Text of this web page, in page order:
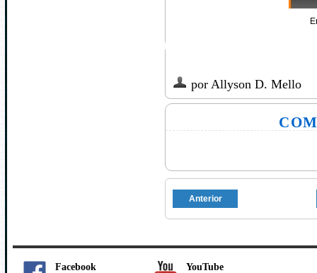
por Allyson D. Mello
Anterior
Facebook YouTube